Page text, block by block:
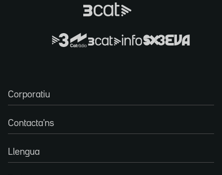
Corporatiu
Contacta'ns
Llengua